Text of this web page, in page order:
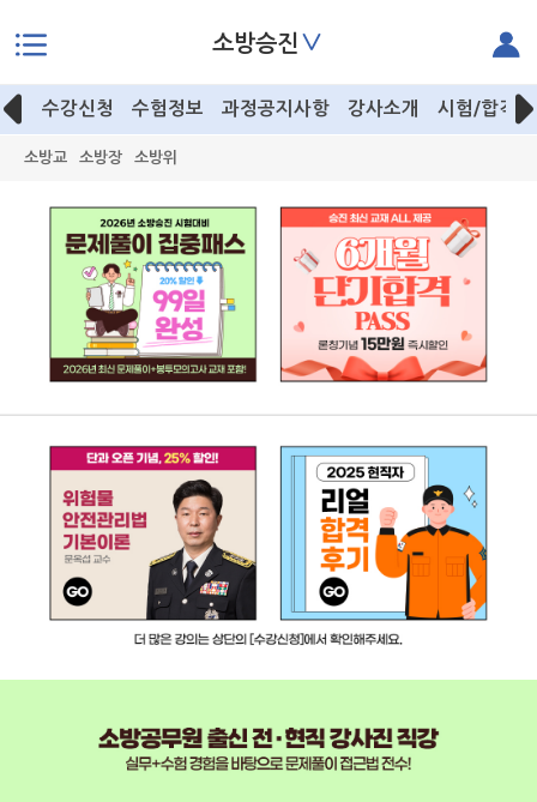
본문으로 바로가기
소방승진 ∨
수강신청 수험정보 과정공지사항 강사소개 시험/합격
소방교 소방장 소방위